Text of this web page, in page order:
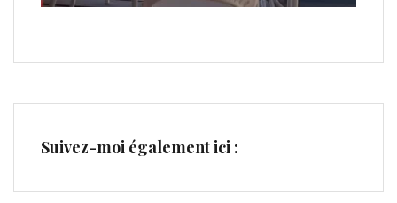
Suivez-moi également ici :